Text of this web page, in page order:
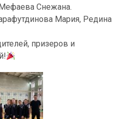
Снежана.
Мария, Редина
призеров и